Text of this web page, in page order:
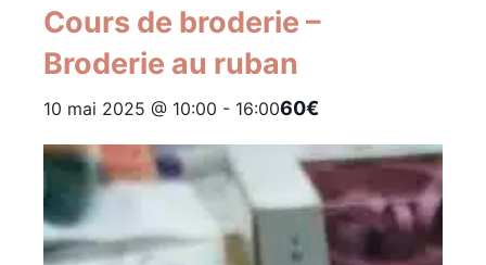
Cours de broderie –
Broderie au ruban
10 mai 2025 @ 10:00 - 16:0060€